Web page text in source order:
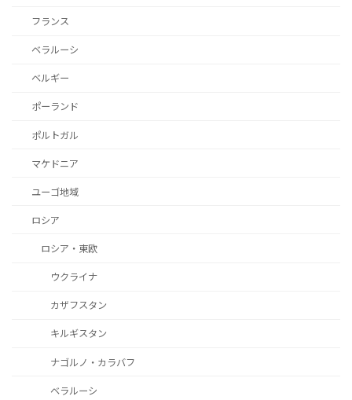
フランス
ベラルーシ
ベルギー
ポーランド
ポルトガル
マケドニア
ユーゴ地域
ロシア
ロシア・東欧
ウクライナ
カザフスタン
キルギスタン
ナゴルノ・カラバフ
ベラルーシ